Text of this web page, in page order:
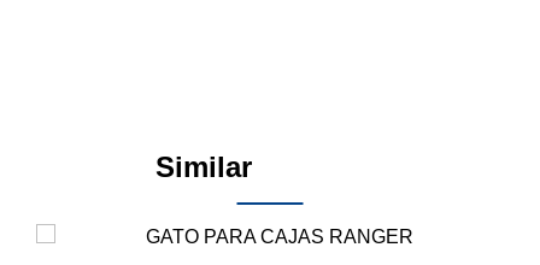
Similar